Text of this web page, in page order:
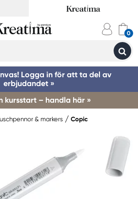
Logga in för att ta del av
erbjudandet »
kursstart – handla här »
& markers Copic